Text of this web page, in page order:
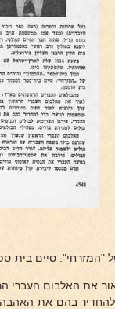
"המזרחי". סיים
את האלבום העברי
בהם את האהבה